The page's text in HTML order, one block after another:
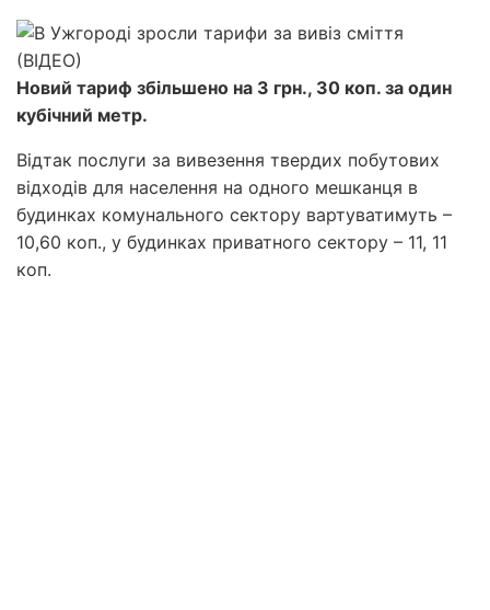
Новий тариф збільшено на 3 грн., 30 коп. за один
кубічний метр.
Відтак послуги за вивезення твердих побутових
відходів для населення на одного мешканця в
будинках комунального сектору вартуватимуть –
10,60 коп., у будинках приватного сектору – 11, 11
коп.